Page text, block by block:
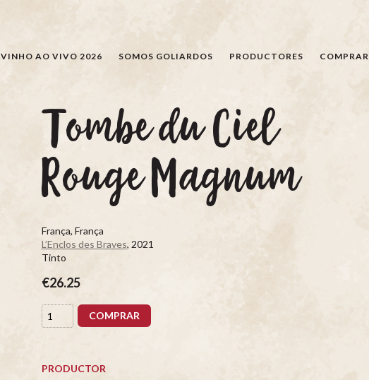
VINHO AO VIVO 2026 SOMOS GOLIARDOS PRODUCTORES COMPRAR
Tombe du Ciel
Rouge Magnum
França, França
L’Enclos des Braves, 2021
Tinto
€26.25
COMPRAR
PRODUCTOR